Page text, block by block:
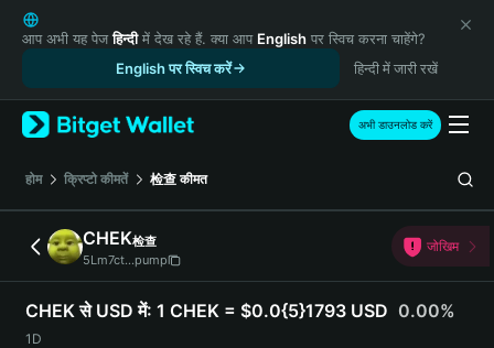
English
日本語
Русский
Español (Latinoamérica)
Türkçe
Italiano
Deutsch
简体中文
繁體中文
Português (Portugal)
Bahasa Indonesia
आप अभी यह पेजहिन्दीमें देख रहे हैं. क्या आप English पर स्विच करना चाहेंगे?
English पर स्विच करें
हिन्दी में जारी रखें
अभी डाउनलोड करें
होम क्रिप्टो कीमतें 检查 कीमत
CHEK检查
5Lm7ct...pump
जोखिम
CHEK से USD में: 1 CHEK = $0.0{5}1793 USD 0.00%
1D